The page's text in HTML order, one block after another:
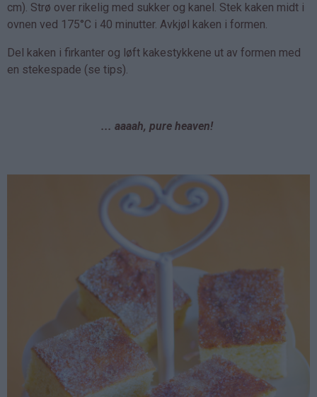
cm). Strø over rikelig med sukker og kanel. Stek kaken midt i
ovnen ved 175°C i 40 minutter. Avkjøl kaken i formen.
Del kaken i firkanter og løft kakestykkene ut av formen med
en stekespade (se tips).
... aaaah, pure heaven!